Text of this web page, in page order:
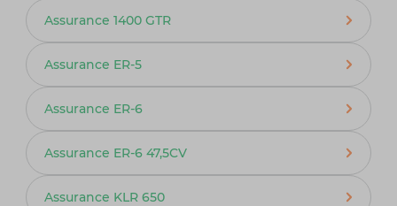
Assurance 1400 GTR
Assurance ER-5
Assurance ER-6
Assurance ER-6 47,5CV
Assurance KLR 650